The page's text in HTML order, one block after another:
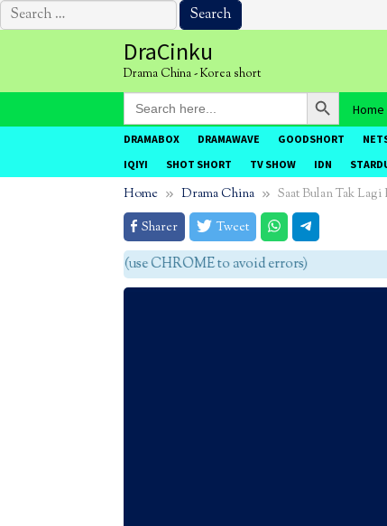
Search
for:
DraCinku
Drama China - Korea short
Search
for:
Search Button
Home
DRAMABOX DRAMAWAVE GOODSHORT
IQIYI
SHOT SHORT TV SHOW IDN
Home Drama China
Saat Bulan Tak Lagi
Sharer
Tweet
agar tidak eror (use CHROME to avoid errors)